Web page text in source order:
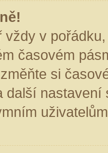
vždy v
časovém
si
další